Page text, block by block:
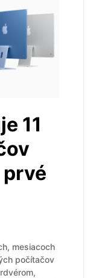
11
prvé
mesiacoch
počítačov